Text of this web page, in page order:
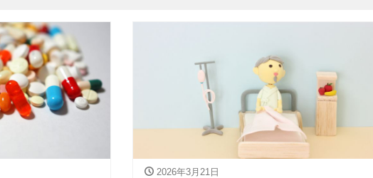
2026年3月21日